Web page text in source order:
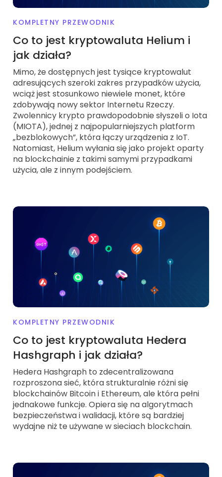
Znajdź swoją strategię kryptowalut
KriptoEarn
Zdobywaj nagrody za swoje kryptowaluty
Skarbiec
Zakup Cykliczny
Regularnie zaplanowane inwestycje (DCA)
Alerty cenowe
Aktualizacje cen ulubionych tokenów w czasie rzeczywistym
Przeglądaj aktywa
Odkryj możliwości inwestycyjne
Analiza portfolio
KOMPLETNY PRZEWODNIK
Co to jest kryptowaluta Helium i
jak działa?
Mimo, że dostępnych jest tysiące kryptowalut
adresujących szeroki zakres przypadków użycia,
wciąż jest stosunkowo niewiele monet, które
zdobywają nowy sektor Internetu Rzeczy.
Zwolennicy krypto prawdopodobnie słyszeli o Iota
(MIOTA), jednej z najpopularniejszych platform
„bezblokowych”, która łączy urządzenia z IoT.
Natomiast, Helium wyłania się jako projekt oparty
na blockchainie z takimi samymi przypadkami
użycia, ale z innym podejściem.
KOMPLETNY PRZEWODNIK
Co to jest kryptowaluta Hedera
Hashgraph i jak działa?
Hedera Hashgraph to zdecentralizowana
rozproszona sieć, która strukturalnie różni się
blockchainów Bitcoin i Ethereum, ale która pełni
jednakowe funkcje. Opiera się na algorytmach
bezpieczeństwa i walidacji, które są bardziej
wydajne niż te używane w sieciach blockchain.